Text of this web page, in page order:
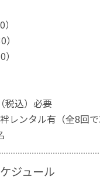
税込）必要
レンタル有（全8回で
ジュール